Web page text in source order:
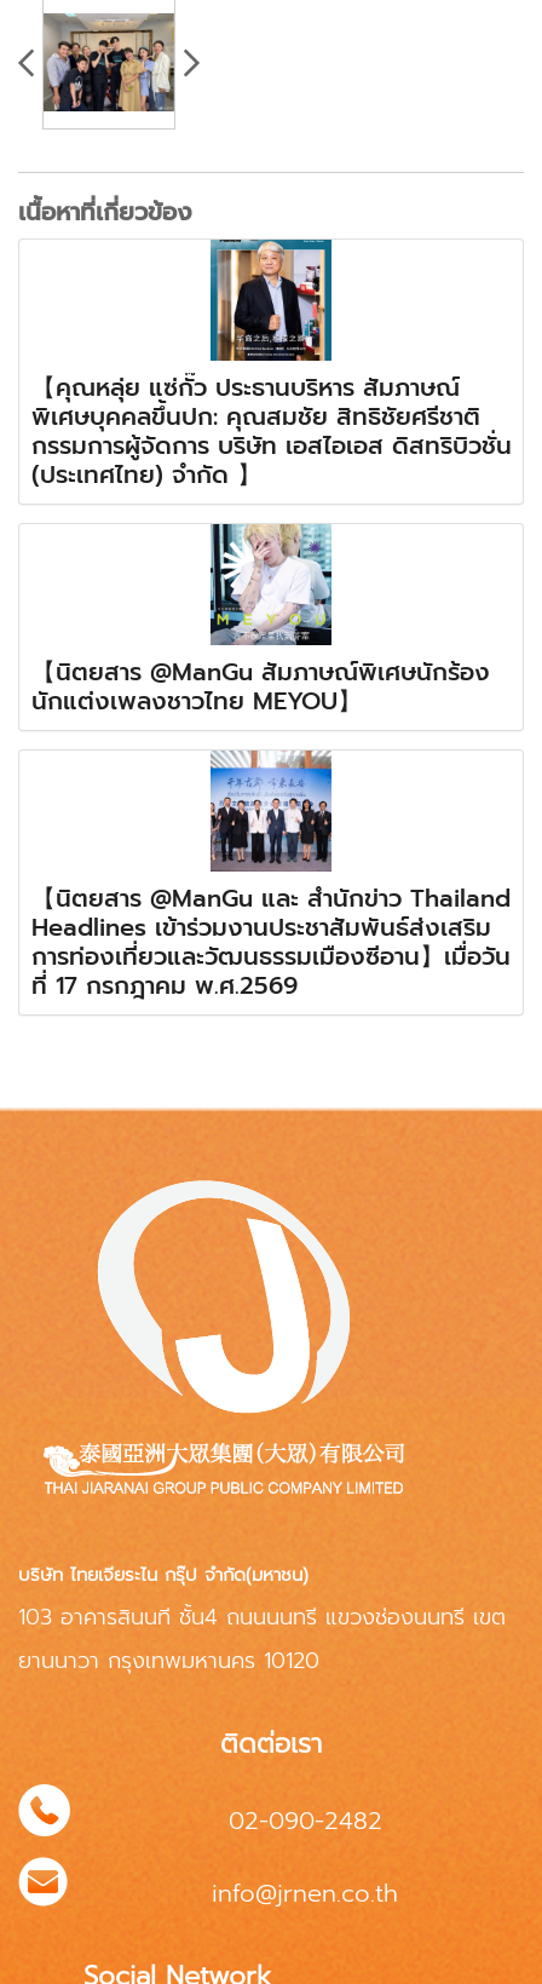
เนื้อหาที่เกี่ยวข้อง
【คุณหลุ่ย แซ่กั๊ว ประธานบริหาร สัมภาษณ์
พิเศษบุคคลขึ้นปก: คุณสมชัย สิทธิชัยศรีชาติ
กรรมการผู้จัดการ บริษัท เอสไอเอส ดิสทริบิวชั่น
(ประเทศไทย) จำกัด 】
【นิตยสาร @ManGu สัมภาษณ์พิเศษนักร้อง
นักแต่งเพลงชาวไทย MEYOU】
【นิตยสาร @ManGu และ สำนักข่าว Thailand
Headlines เข้าร่วมงานประชาสัมพันธ์ส่งเสริม
การท่องเที่ยวและวัฒนธรรมเมืองซีอาน】เมื่อวัน
ที่ 17 กรกฎาคม พ.ศ.2569
บริษัท ไทยเจียระไน กรุ๊ป จำกัด(มหาชน)
103 อาคารสินนที ชั้น4 ถนนนนทรี แขวงช่องนนทรี เขต
ยานนาวา กรุงเทพมหานคร 10120
ติดต่อเรา
02-090-2482
info@jrnen.co.th
Social Network